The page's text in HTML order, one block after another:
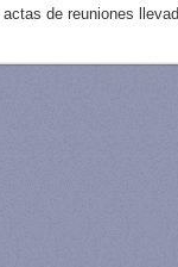
de reuniones